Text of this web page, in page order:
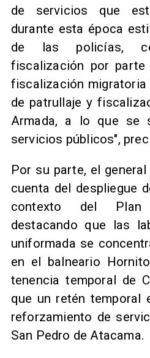
de servicios que
durante esta época
de las policías,
fiscalización por parte
fiscalización migratoria
de patrullaje y
Armada, a lo que se
servicios públicos",
​Por su parte, el
cuenta del despliegue
contexto del Plan
destacando que las
uniformada se
en el balneario
tenencia temporal de
que un retén temporal
reforzamiento de
San Pedro de Atacama.